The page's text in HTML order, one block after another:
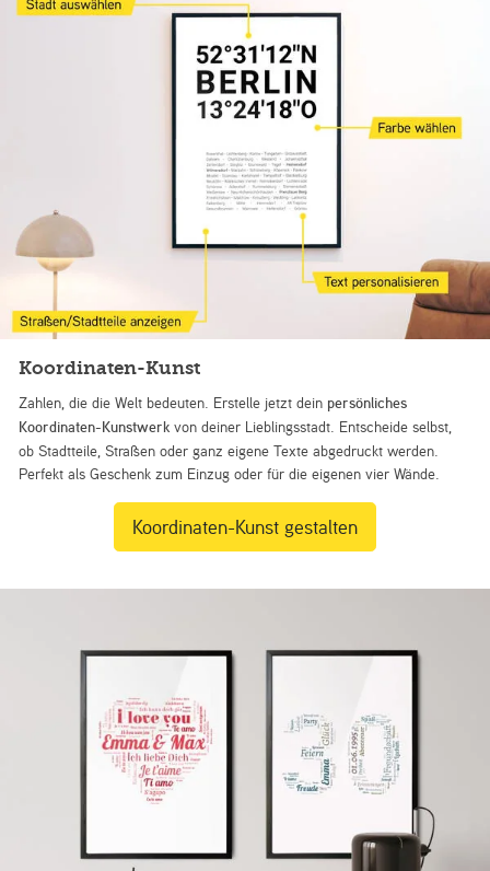
Koordinaten-Kunst
Zahlen, die die Welt bedeuten. Erstelle jetzt dein persönliches
Koordinaten-Kunstwerk von deiner Lieblingsstadt. Entscheide selbst,
ob Stadtteile, Straßen oder ganz eigene Texte abgedruckt werden.
Perfekt als Geschenk zum Einzug oder für die eigenen vier Wände.
Koordinaten-Kunst gestalten